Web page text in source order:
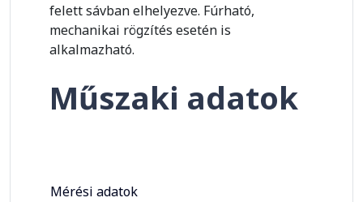
felett sávban elhelyezve. Fúrható,
mechanikai rögzítés esetén is
alkalmazható.
Műszaki adatok
Mérési adatok